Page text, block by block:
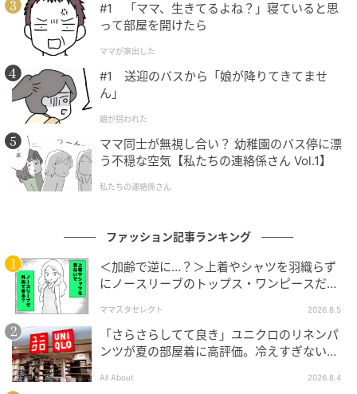
素敵なあの人Web
「足元は深みのあるメタリックなパンプスを合わせて
みました。ボトムスに馴染みながらもほどよく煌めい
て、エレガントな雰囲気にまとまっています」
※紹介した商品はすべて私物です。編集部やメーカーへ
のお問い合わせはご遠慮ください。
※画像・文章の無断転載はご遠慮ください。
#1 「ママ、生きてるよね？」寝ていると思
って部屋を開けたら
ママが家出した
#1 送迎のバスから「娘が降りてきてませ
ん」
娘が拐われた
ママ同士が無視し合い？ 幼稚園のバス停に漂
う不穏な空気【私たちの連絡係さん Vol.1】
私たちの連絡係さん
ファッション記事ランキング
＜加齢で逆に…？＞上着やシャツを羽織らず
にノースリーブのトップス・ワンピースだけ
ママスタセレクト 2026.8.5
「さらさらしてて良き」ユニクロのリネンパ
ンツが夏の部屋着に高評価。冷えすぎない肌
All About 2026.8.4